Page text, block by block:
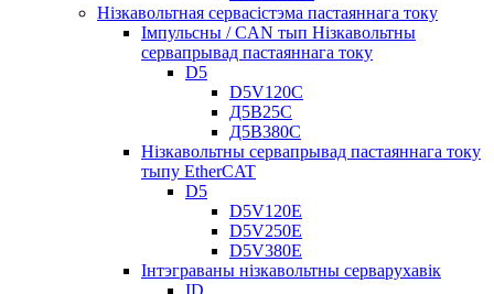
Нізкавольтная сервасістэма пастаяннага току
Імпульсны / CAN тып Нізкавольтны
сервапрывад пастаяннага току
D5
D5V120C
Д5В25С
Д5В380С
Нізкавольтны сервапрывад пастаяннага току
тыпу EtherCAT
D5
D5V120E
D5V250E
D5V380E
Інтэграваны нізкавольтны серварухавік
ID